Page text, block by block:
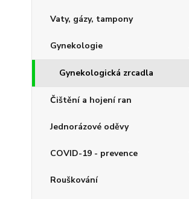
Vaty, gázy, tampony
Gynekologie
Gynekologická zrcadla
Čištění a hojení ran
Jednorázové oděvy
COVID-19 - prevence
Rouškování